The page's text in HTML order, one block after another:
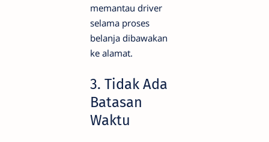
memantau driver
selama proses
belanja dibawakan
ke alamat.
3. Tidak Ada
Batasan
Waktu